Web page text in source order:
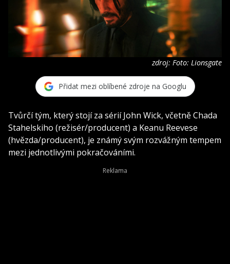
zdroj: Foto: Lionsgate
Přidat mezi oblíbené zdroje na Googlu
Tvůrčí tým, který stojí za sérií John Wick, včetně Chada
Stahelskiho (režisér/producent) a Keanu Reevese
(hvězda/producent), je známý svým rozvážným tempem
mezi jednotlivými pokračováními.